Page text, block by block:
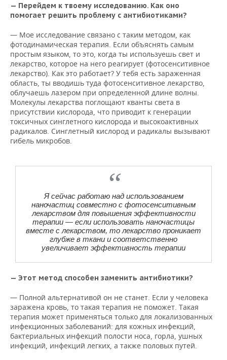
— Перейдем к твоему исследованию. Как оно
помогает решить проблему с антибиотиками?
— Мое исследование связано с таким методом, как
фотодинамическая терапия. Если объяснять самым
простым языком, то это, когда ты используешь свет и
лекарство, которое на него реагирует (фотосенситивное
лекарство). Как это работает? У тебя есть зараженная
область, ты вводишь туда фотосенситивное лекарство,
облучаешь лазером при определенной длине волны.
Молекулы лекарства поглощают кванты света в
присутствии кислорода, что приводит к генерации
токсичных синглетного кислорода и высокоактивных
радикалов. Синглетный кислород и радикалы вызывают
гибель микробов.
Я сейчас работаю над использованием
наночастиц совместно с фотосенситивным
лекарством для повышения эффективности
терапии — если использовать наночастицы
вместе с лекарством, то лекарство проникает
глубже в ткани и соответственно
увеличивает эффективность терапии
— Этот метод способен заменить антибиотики?
— Полной альтернативой он не станет. Если у человека
заражена кровь, то такая терапия не поможет. Такая
терапия может применяться только для локализованных
инфекционных заболеваний: для кожных инфекций,
бактериальных инфекций полости носа, горла, ушных
инфекций, инфекций легких, а также половых путей.